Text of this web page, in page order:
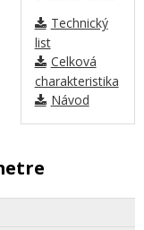
Technický
list
Celková
charakteristika
Návod